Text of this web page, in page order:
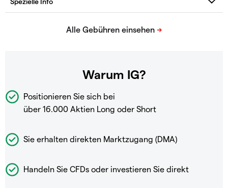
Warum IG?
Positionieren Sie sich bei
über 16.000 Aktien Long oder Short
Sie erhalten direkten Marktzugang (DMA)
Handeln Sie CFDs oder investieren Sie direkt